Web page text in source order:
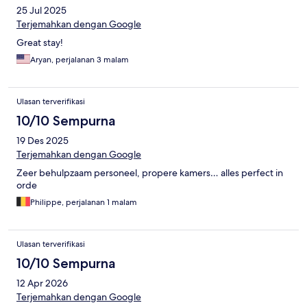
25 Jul 2025
Terjemahkan dengan Google
Great stay!
Aryan, perjalanan 3 malam
Ulasan terverifikasi
10/10 Sempurna
19 Des 2025
Terjemahkan dengan Google
Zeer behulpzaam personeel, propere kamers… alles perfect in
orde
Philippe, perjalanan 1 malam
Ulasan terverifikasi
10/10 Sempurna
12 Apr 2026
Terjemahkan dengan Google